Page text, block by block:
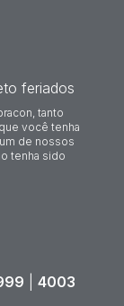
feriados
tanto
você tenha
de nossos
tenha sido
4003